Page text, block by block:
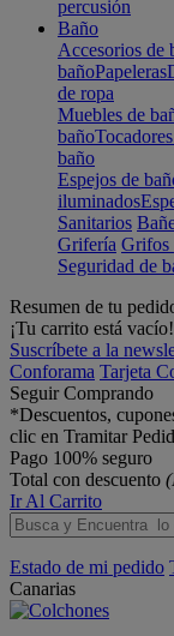
percusión
Baño
Accesorios de
bañoPapeleras
de ropa
Muebles de
baño
baño
Espejos de
iluminados
Sanitarios
Grifería Grifos
Seguridad de
Resumen de tu
¡Tu carrito está vacío!
Suscríbete a la
Conforama Tarjeta
Seguir Comprando
*Descuentos,
clic en Tramitar
Pago 100% seguro
Total con descuento
Ir Al Carrito
Estado de mi pedido
Canarias